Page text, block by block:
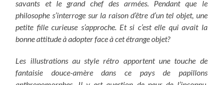
savants et le grand chef des armées. Pendant que le
philosophe s’interroge sur la raison d’être d’un tel objet, une
petite fille curieuse s’approche. Et si c’est elle qui avait la
bonne attitude à adopter face à cet étrange objet?
Les illustrations au style rétro apportent une touche de
fantaisie douce-amère dans ce pays de papillons